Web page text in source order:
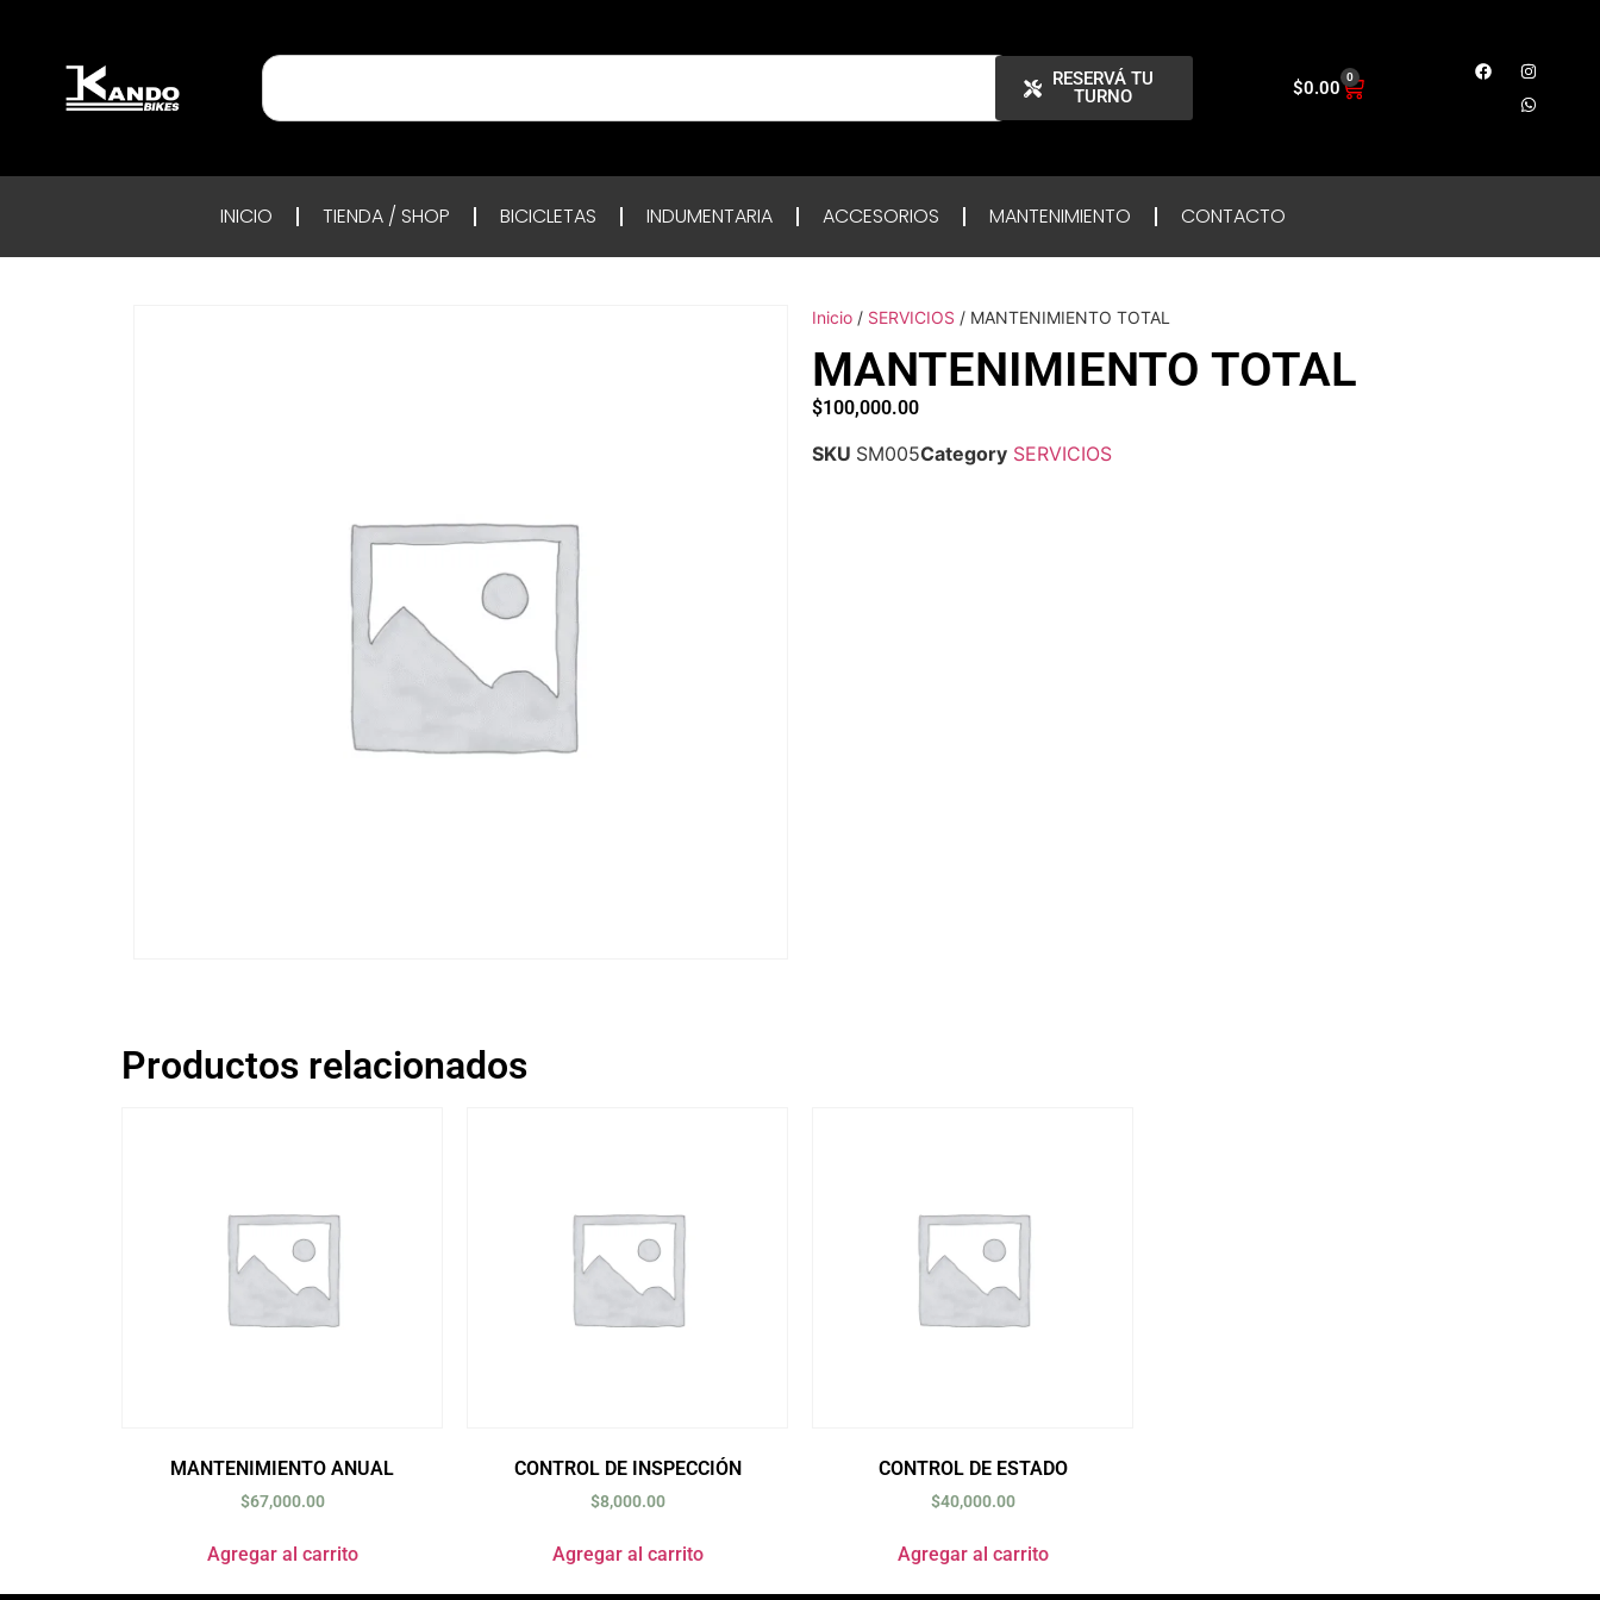
RESERVÁ TU
TURNO
$0.00 0
INICIO TIENDA / SHOP BICICLETAS INDUMENTARIA ACCESORIOS MANTENIMIENTO CONTACTO
Inicio / SERVICIOS / MANTENIMIENTO TOTAL
MANTENIMIENTO TOTAL
$100,000.00
SKU SM005Category SERVICIOS
Productos relacionados
MANTENIMIENTO ANUAL
$67,000.00
Agregar al carrito
CONTROL DE INSPECCIÓN
$8,000.00
Agregar al carrito
CONTROL DE ESTADO
$40,000.00
Agregar al carrito